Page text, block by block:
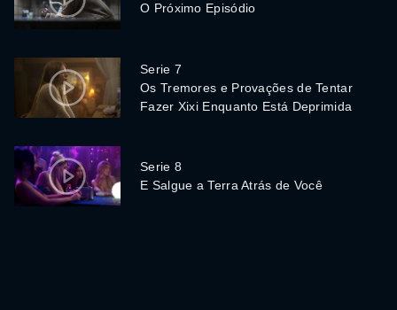
O Próximo Episódio
Serie 7
Os Tremores e Provações de Tentar
Fazer Xixi Enquanto Está Deprimida
Serie 8
E Salgue a Terra Atrás de Você